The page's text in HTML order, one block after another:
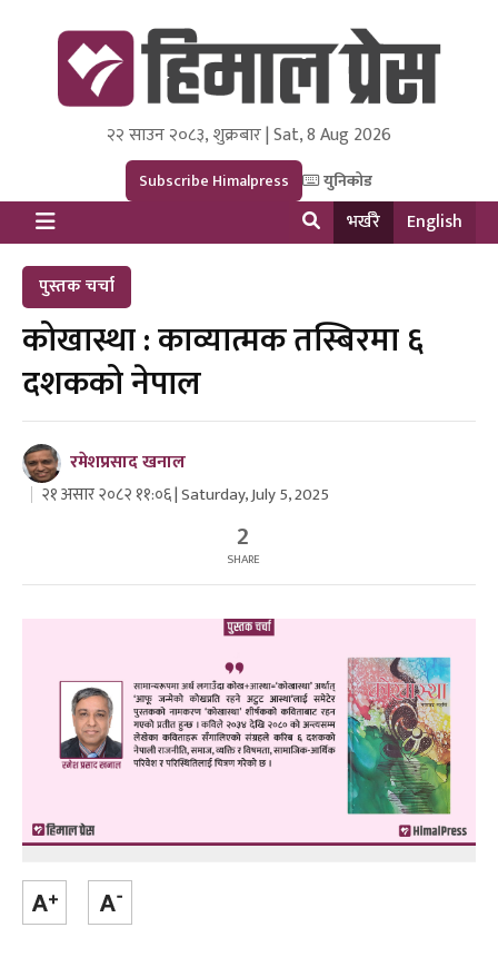
Himal Press
Dot NewsyNepal Media and Research Pvt Ltd.
२२ साउन २०८३, शुक्रबार | Sat, 8 Aug 2026
Subscribe Himalpress युनिकोड
भर्खरै English
पुस्तक चर्चा
कोखास्था : काव्यात्मक तस्बिरमा ६
दशकको नेपाल
रमेशप्रसाद खनाल
२१ असार २०८२ ११:०६ | Saturday, July 5, 2025
2
SHARE